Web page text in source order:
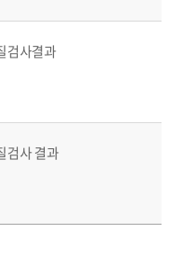
검사결과
검사 결과